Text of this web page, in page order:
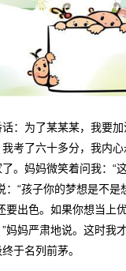
：为了某某某，我要
考了六十多分，我内
。妈妈微笑着问我：
“孩子你的梦想是不是
出色。如果你想当上
妈严肃地说。这时我
于名列前茅。